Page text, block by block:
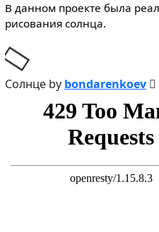
В данном проекте была
рисования солнца.